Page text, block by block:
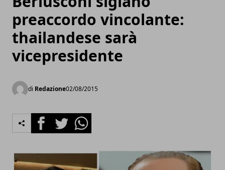
preaccordo vincolante:
thailandese sarà
vicepresidente
di Redazione02/08/2015
FacebookTwitterWhatsapp